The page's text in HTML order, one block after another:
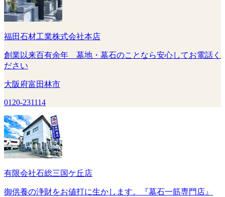
福田石材工業株式会社本店
創業以来百有余年 墓地・墓石のことなら安心してお電話く
ださい
大阪府富田林市
0120-231114
有限会社石総三国ケ丘店
御供養の浄財をお値打に生かします。『墓石一筋専門店』